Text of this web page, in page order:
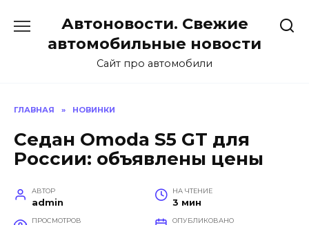
содержанию
Автоновости. Свежие
автомобильные новости
Сайт про автомобили
ГЛАВНАЯ » НОВИНКИ
Седан Omoda S5 GT для
России: объявлены цены
АВТОР
admin
НА ЧТЕНИЕ
3 мин
ПРОСМОТРОВ ОПУБЛИКОВАНО